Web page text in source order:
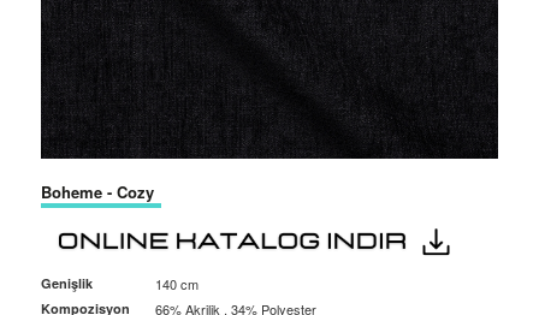
Boheme - Cozy
Genişlik 140 cm
Kompozisyon 66% Akrilik , 34% Polyester